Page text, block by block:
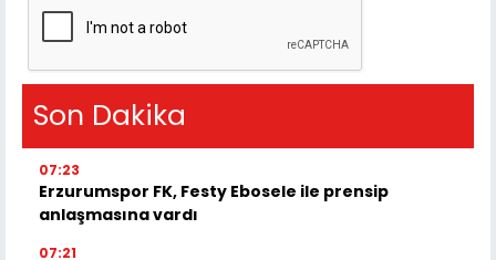
Son Dakika
07:23
Erzurumspor FK, Festy Ebosele ile prensip
anlaşmasına vardı
07:21